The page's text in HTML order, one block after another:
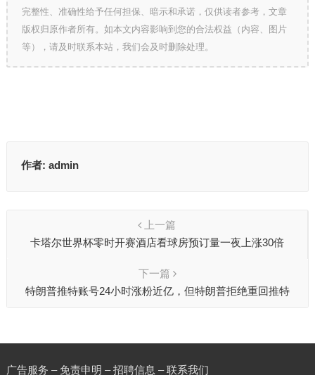
完整性、准确性给予任何担保、暗示和承诺，仅供读者参考，文章
版权归原作者所有。如本文内容影响到您的合法权益（内容、图片
等），请及时联系本站，我们会及时删除处理。
作者: admin
上一篇
卡塔尔世界杯零时开赛酒店看球房预订量一夜上涨30倍
下一篇
特朗普推特账号24小时涨粉近亿，但特朗普拒绝重回推特
广告服务 – 免责申明 – 招聘信息 –联系我们